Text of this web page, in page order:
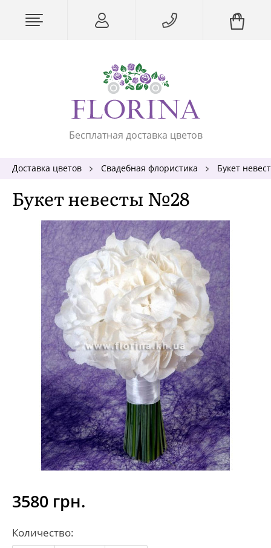
Бесплатная доставка цветов
Доставка цветов Свадебная флористика Букет
Букет невесты №28
3580 грн.
Количество: